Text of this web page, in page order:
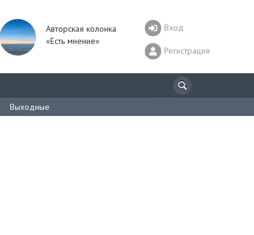
Авторская колонка
«Есть мнение»
Вход
Регистрация
Выходные